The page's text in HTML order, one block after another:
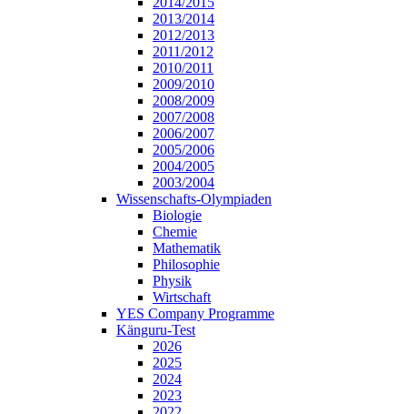
2013/2014
2012/2013
2011/2012
2010/2011
2009/2010
2008/2009
2007/2008
2006/2007
2005/2006
2004/2005
2003/2004
Wissenschafts-Olympiaden
Biologie
Chemie
Mathematik
Philosophie
Physik
Wirtschaft
YES Company Programme
Känguru-Test
2026
2025
2024
2023